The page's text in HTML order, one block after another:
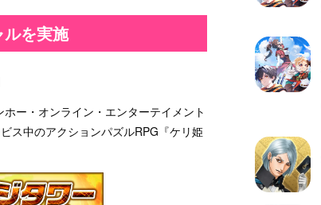
を実施
ー・オンライン・エンターテイメント
ス中のアクションパズルRPG『ケリ姫